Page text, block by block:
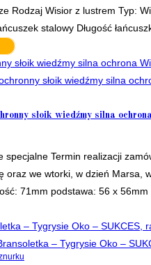
Rodzaj Wisior z lustrem Typ:
stalowy Długość
słoik wiedźmy silna
specjalne Termin realizacji
oraz we wtorki, w dzień
71mm podstawa: 56 x